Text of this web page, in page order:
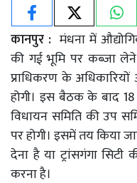
कानपुर : मंधना में
की गई भूमि पर कब्जा लेने
प्राधिकरण के
होगी। इस बैठक के बाद 18
विधायन समिति की उप
पर होगी। इसमें तय किया
देना है या ट्रांसगंगा
करना है।